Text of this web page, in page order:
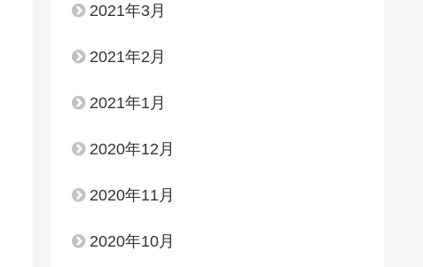
2021年3月
2021年2月
2021年1月
2020年12月
2020年11月
2020年10月